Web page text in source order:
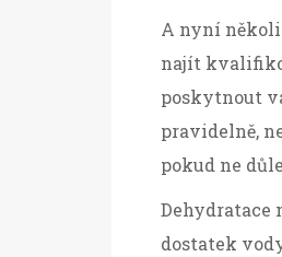
A nyní
najít
poskytnout
pravidelně,
pokud ne
Dehydratace
dostatek